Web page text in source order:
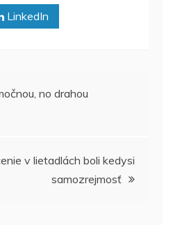
LinkedIn
no drahou
v lietadlách boli kedysi
samozrejmosť